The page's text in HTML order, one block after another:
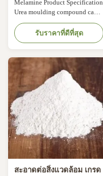
ผสมผสมผสมผสมผสมผสม
ผสมผสานผสมผสานผสม
ผสานผสมผสาน
Melamine Product Specification
Urea moulding compound can
be used for making plugs,
sockets, electrical switches,
buttons, etc. The Dongxin
Melamine Moulding Powder is
ideal for usage in the production
of melamine tableware. The
melamine mould powder is
perfect for producing various
types of ...
รับราคาที่ดีที่สุด
สะอาดต่อสิ่งแวดล้อม เกรด